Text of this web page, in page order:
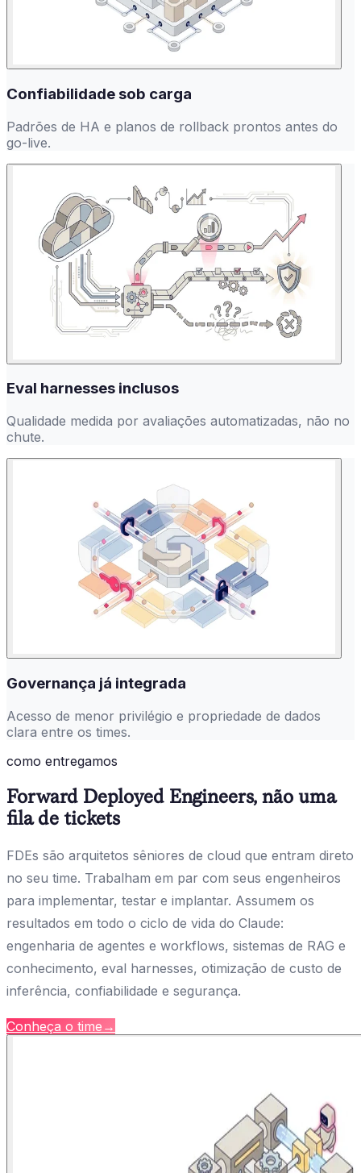
Confiabilidade sob carga
Padrões de HA e planos de rollback prontos antes do
go-live.
Eval harnesses inclusos
Qualidade medida por avaliações automatizadas, não no
chute.
Governança já integrada
Acesso de menor privilégio e propriedade de dados
clara entre os times.
como entregamos
Forward Deployed Engineers, não uma
fila de tickets
FDEs são arquitetos sêniores de cloud que entram direto
no seu time. Trabalham em par com seus engenheiros
para implementar, testar e implantar. Assumem os
resultados em todo o ciclo de vida do Claude:
engenharia de agentes e workflows, sistemas de RAG e
conhecimento, eval harnesses, otimização de custo de
inferência, confiabilidade e segurança.
Conheça o time →